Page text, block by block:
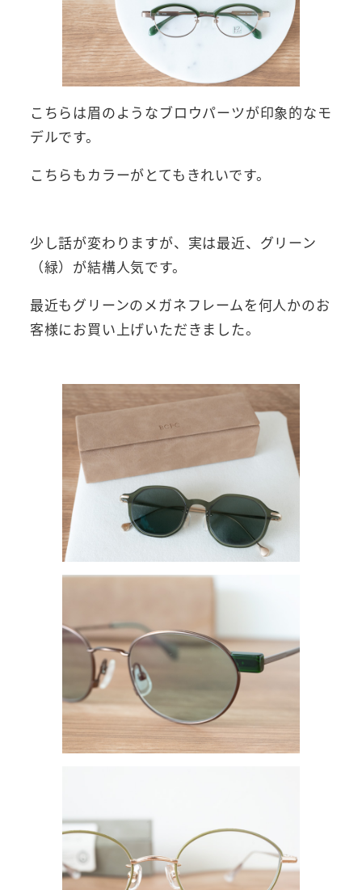
こちらは眉のようなブロウパーツが印象的なモ
デルです。
こちらもカラーがとてもきれいです。
少し話が変わりますが、実は最近、グリーン
（緑）が結構人気です。
最近もグリーンのメガネフレームを何人かのお
客様にお買い上げいただきました。